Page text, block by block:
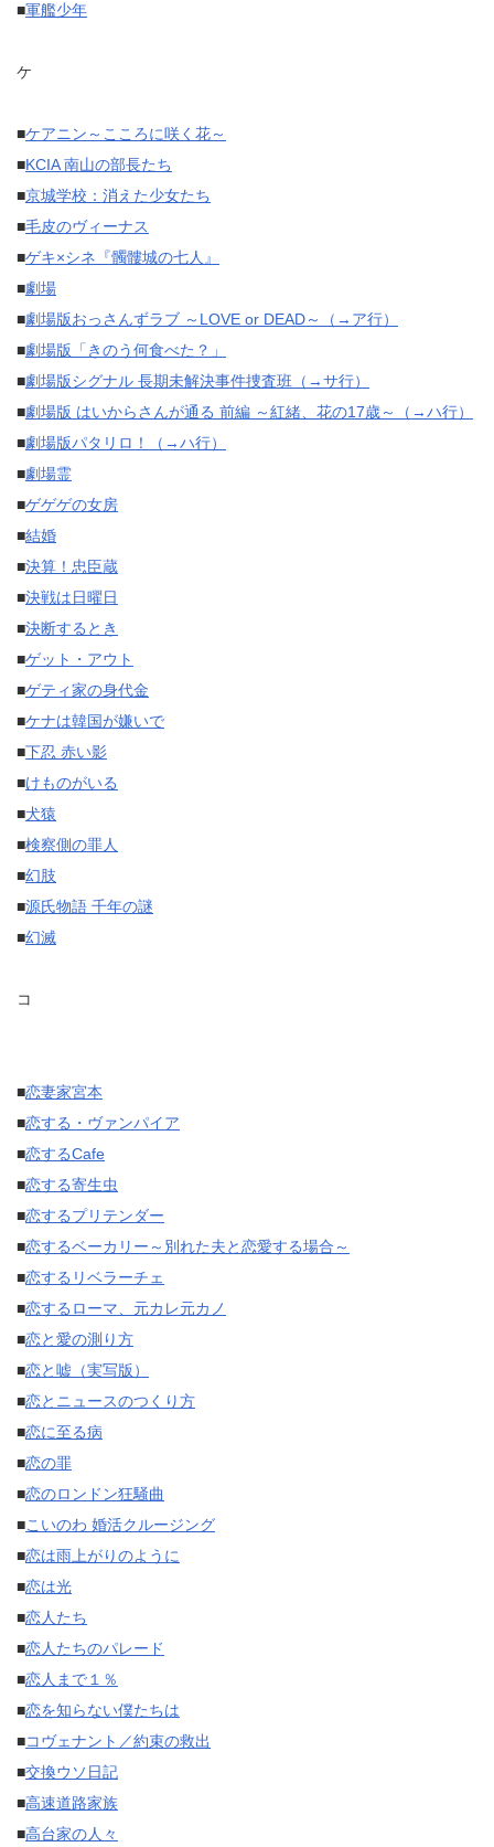
■軍艦少年
ケ
■ケアニン～こころに咲く花～
■KCIA 南山の部長たち
■京城学校：消えた少女たち
■毛皮のヴィーナス
■ゲキ×シネ『髑髏城の七人』
■劇場
■劇場版おっさんずラブ ～LOVE or DEAD～（→ア行）
■劇場版「きのう何食べた？」
■劇場版シグナル 長期未解決事件捜査班（→サ行）
■劇場版 はいからさんが通る 前編 ～紅緒、花の17歳～（→ハ行）
■劇場版パタリロ！（→ハ行）
■劇場霊
■ゲゲゲの女房
■結婚
■決算！忠臣蔵
■決戦は日曜日
■決断するとき
■ゲット・アウト
■ゲティ家の身代金
■ケナは韓国が嫌いで
■下忍 赤い影
■けものがいる
■犬猿
■検察側の罪人
■幻肢
■源氏物語 千年の謎
■幻滅
コ
■恋妻家宮本
■恋する・ヴァンパイア
■恋するCafe
■恋する寄生虫
■恋するプリテンダー
■恋するベーカリー～別れた夫と恋愛する場合～
■恋するリベラーチェ
■恋するローマ、元カレ元カノ
■恋と愛の測り方
■恋と嘘（実写版）
■恋とニュースのつくり方
■恋に至る病
■恋の罪
■恋のロンドン狂騒曲
■こいのわ 婚活クルージング
■恋は雨上がりのように
■恋は光
■恋人たち
■恋人たちのパレード
■恋人まで１％
■恋を知らない僕たちは
■コヴェナント／約束の救出
■交換ウソ日記
■高速道路家族
■高台家の人々